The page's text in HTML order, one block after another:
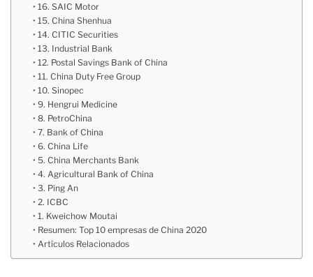
16. SAIC Motor
15. China Shenhua
14. CITIC Securities
13. Industrial Bank
12. Postal Savings Bank of China
11. China Duty Free Group
10. Sinopec
9. Hengrui Medicine
8. PetroChina
7. Bank of China
6. China Life
5. China Merchants Bank
4. Agricultural Bank of China
3. Ping An
2. ICBC
1. Kweichow Moutai
Resumen: Top 10 empresas de China 2020
Artículos Relacionados